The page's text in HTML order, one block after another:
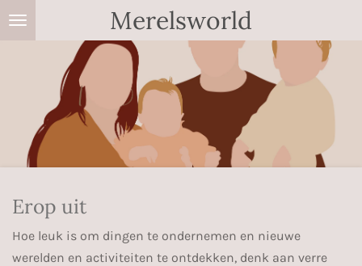
Ga
hoofdinhoud
Merelsworld
Erop uit
Hoe leuk is om dingen te ondernemen en nieuwe
werelden en activiteiten te ontdekken, denk aan verre